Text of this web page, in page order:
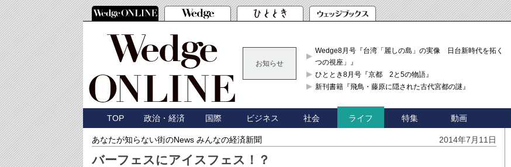
お知らせ
Wedge8月号『台湾「麗しの島」の実像 日台新時代を拓く「3
つの視座」』
ひととき8月号『京都 2と5の物語』
新刊書籍『飛鳥・藤原に隠された古代宮都の謎』
TOP 政治・経済 国際 ビジネス 社会 ライフ 特集 動画
あなたが知らない街のNews みんなの経済新聞 2014年7月11日
バーフェスにアイスフェス！？